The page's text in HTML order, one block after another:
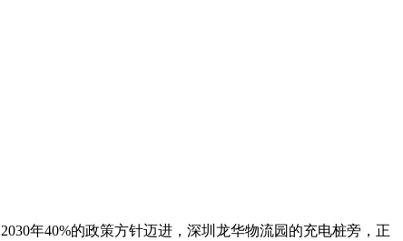
年40%的政策方针迈进，深圳龙华物流园的充电桩旁，正